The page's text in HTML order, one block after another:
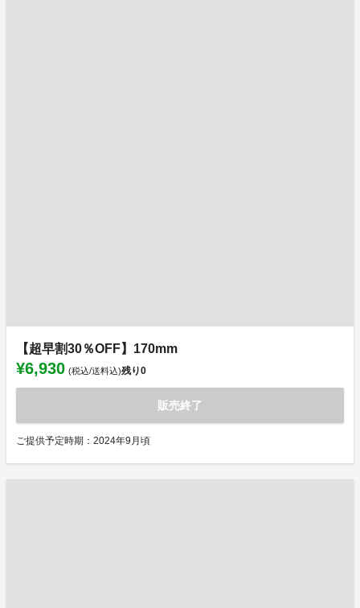
【超早割30％OFF】170mm
¥6,930 (税込/送料込)残り0
販売終了
ご提供予定時期：2024年9月頃